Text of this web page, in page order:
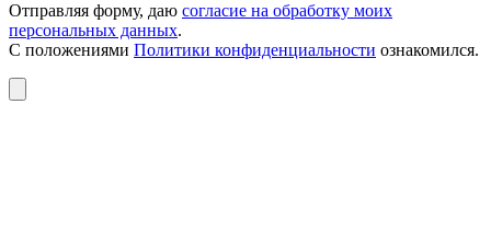
Отправляя форму, даю согласие на обработку моих
персональных данных.
С положениями Политики конфиденциальности ознакомился.